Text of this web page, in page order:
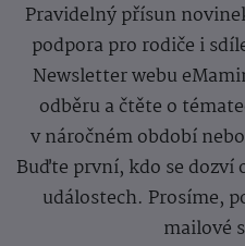
Pravidelný přísun
podpora pro rodiče i
Newsletter webu
odběru a čtěte o
v náročném období
Buďte první, kdo se dozví
událostech. Prosíme,
mailové